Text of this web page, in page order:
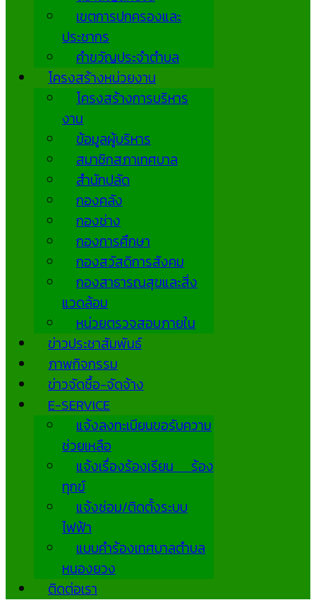
เขตการปกครองและ
ประชากร
คำขวัญประจำตำบล
โครงสร้างหน่วยงาน
โครงสร้างการบริหาร
งาน
ข้อมูลผู้บริหาร
สมาชิกสภาเทศบาล
สำนักปลัด
กองคลัง
กองช่าง
กองการศึกษา
กองสวัสดิการสังคม
กองสาธารณสุขและสิ่ง
แวดล้อม
หน่วยตรวจสอบภายใน
ข่าวประชาสัมพันธ์
ภาพกิจกรรม
ข่าวจัดซื้อ-จัดจ้าง
E-SERVICE
แจ้งลงทะเบียนขอรับความ
ช่วยเหลือ
แจ้งเรื่องร้องเรียน ร้อง
ทุกข์
แจ้งซ่อม/ติดตั้งระบบ
ไฟฟ้า
แบบคำร้องเทศบาลตำบล
หนองยวง
ติดต่อเรา